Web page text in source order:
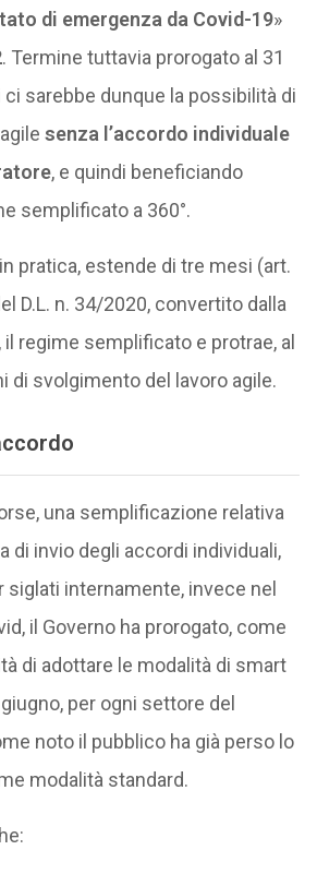
di emergenza da Covid-19»
. Termine tuttavia prorogato al 31
sarebbe dunque la possibilità di
senza l’accordo individuale
, e quindi beneficiando
semplificato a 360°.
pratica, estende di tre mesi (art.
D.L. n. 34/2020, convertito dalla
regime semplificato e protrae, al
di svolgimento del lavoro agile.
una semplificazione relativa
di invio degli accordi individuali,
siglati internamente, invece nel
il Governo ha prorogato, come
di adottare le modalità di smart
per ogni settore del
noto il pubblico ha già perso lo
modalità standard.